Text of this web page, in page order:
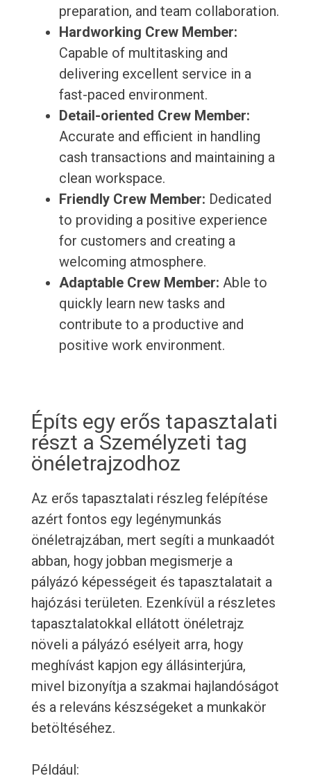
preparation, and team collaboration.
Hardworking Crew Member:
Capable of multitasking and
delivering excellent service in a
fast-paced environment.
Detail-oriented Crew Member:
Accurate and efficient in handling
cash transactions and maintaining a
clean workspace.
Friendly Crew Member: Dedicated
to providing a positive experience
for customers and creating a
welcoming atmosphere.
Adaptable Crew Member: Able to
quickly learn new tasks and
contribute to a productive and
positive work environment.
Építs egy erős tapasztalati
részt a Személyzeti tag
önéletrajzodhoz
Az erős tapasztalati részleg felépítése
azért fontos egy legénymunkás
önéletrajzában, mert segíti a munkaadót
abban, hogy jobban megismerje a
pályázó képességeit és tapasztalatait a
hajózási területen. Ezenkívül a részletes
tapasztalatokkal ellátott önéletrajz
növeli a pályázó esélyeit arra, hogy
meghívást kapjon egy állásinterjúra,
mivel bizonyítja a szakmai hajlandóságot
és a releváns készségeket a munkakör
betöltéséhez.
Például: